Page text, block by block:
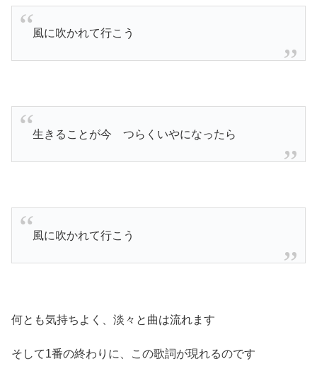
風に吹かれて行こう
生きることが今 つらくいやになったら
風に吹かれて行こう
何とも気持ちよく、淡々と曲は流れます
そして1番の終わりに、この歌詞が現れるのです